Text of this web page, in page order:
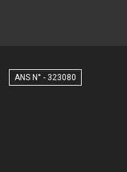
323080